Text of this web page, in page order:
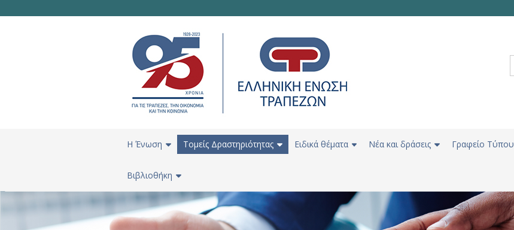
H Ένωση Τομείς Δραστηριότητας Ειδικά θέματα Νέα και δράσεις Γραφείο Τύπου
Βιβλιοθήκη